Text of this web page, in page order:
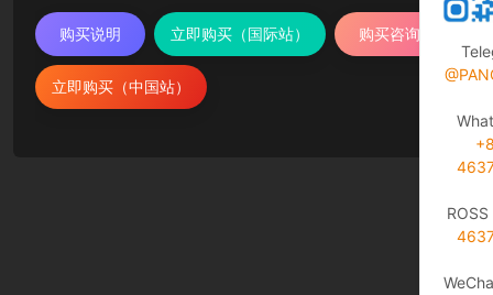
购买说明 立即购买（国际站） 购买咨询
立即购买（中国站）